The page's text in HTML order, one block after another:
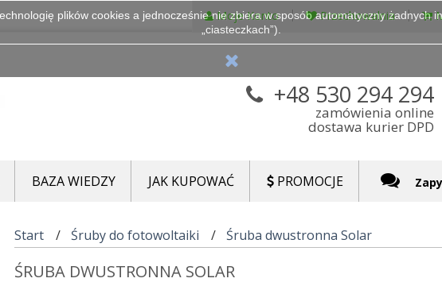
Moje Konto Przechowalnia
+48 530 294 294
zamówienia online
dostawa kurier DPD
BAZA WIEDZY JAK KUPOWAĆ PROMOCJE
Start Śruby do fotowoltaiki Śruba dwustronna Solar
ŚRUBA DWUSTRONNA SOLAR
plików cookies a jednocześnie nie zbiera w sposób automatyczny żadnych
„ciasteczkach”).